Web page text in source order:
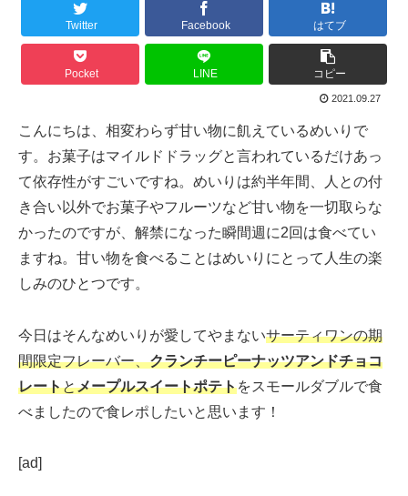
Twitter Facebook はてブ
Pocket LINE コピー
2021.09.27
こんにちは、相変わらず甘い物に飢えているめいりで
す。お菓子はマイルドドラッグと言われているだけあっ
て依存性がすごいですね。めいりは約半年間、人との付
き合い以外でお菓子やフルーツなど甘い物を一切取らな
かったのですが、解禁になった瞬間週に2回は食べてい
ますね。甘い物を食べることはめいりにとって人生の楽
しみのひとつです。
今日はそんなめいりが愛してやまないサーティワンの期
間限定フレーバー、クランチーピーナッツアンドチョコ
レートとメープルスイートポテトをスモールダブルで食
べましたので食レポしたいと思います！
[ad]